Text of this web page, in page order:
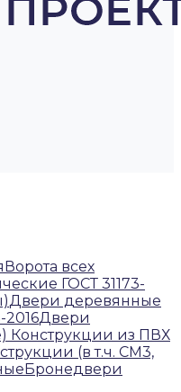
Ворота всех
ГОСТ 31173-
Двери деревянные
Двери
Конструкции из ПВХ
(в т.ч. СМ3,
Бронедвери